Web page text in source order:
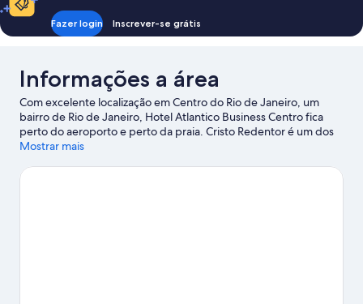
Fazer login Inscrever-se grátis
Informações a área
Com excelente localização em Centro do Rio de Janeiro, um
bairro de Rio de Janeiro, Hotel Atlantico Business Centro fica
perto do aeroporto e perto da praia. Cristo Redentor é um dos
principais pontos turísticos da região, que também conta com
Copacabana. Quem quiser curtir um evento ou assistir a uma
Mostrar mais